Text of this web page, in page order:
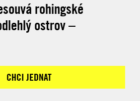
rohingské
ostrov –
CHCI JEDNAT